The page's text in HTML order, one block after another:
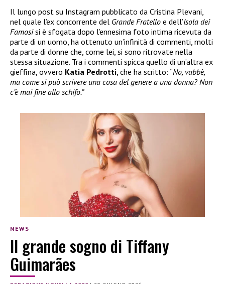
Il lungo post su Instagram pubblicato da Cristina Plevani,
nel quale l’ex concorrente del Grande Fratello e dell’Isola dei
Famosisi è sfogata dopo l’ennesima foto intima ricevuta da
parte di un uomo, ha ottenuto un’infinità di commenti, molti
da parte di donne che, come lei, si sono ritrovate nella
stessa situazione. Tra i commenti spicca quello di un’altra ex
gieffina, ovvero Katia Pedrotti, che ha scritto: “No, vabbè,
ma come si può scrivere una cosa del genere a una donna? Non
c’è mai fine allo schifo.”
NEWS
Il grande sogno di Tiffany
Guimarães